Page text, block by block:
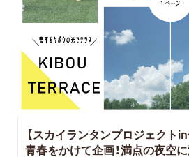
【スカイランタンプロジェクトin
青春をかけて企画！満点の夜空